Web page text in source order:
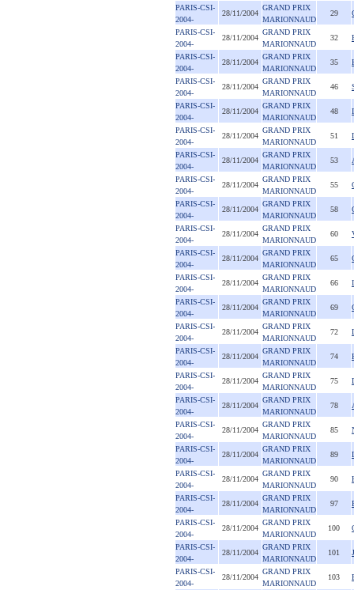
PARIS-CSI-
2004-
28/11/2004
GRAND PRIX
MARIONNAUD
29
PARIS-CSI-
2004-
28/11/2004
GRAND PRIX
MARIONNAUD
32
PARIS-CSI-
2004-
28/11/2004
GRAND PRIX
MARIONNAUD
35
PARIS-CSI-
2004-
28/11/2004
GRAND PRIX
MARIONNAUD
46
PARIS-CSI-
2004-
28/11/2004
GRAND PRIX
MARIONNAUD
48
PARIS-CSI-
2004-
28/11/2004
GRAND PRIX
MARIONNAUD
51
PARIS-CSI-
2004-
28/11/2004
GRAND PRIX
MARIONNAUD
53
PARIS-CSI-
2004-
28/11/2004
GRAND PRIX
MARIONNAUD
55
PARIS-CSI-
2004-
28/11/2004
GRAND PRIX
MARIONNAUD
58
PARIS-CSI-
2004-
28/11/2004
GRAND PRIX
MARIONNAUD
60
PARIS-CSI-
2004-
28/11/2004
GRAND PRIX
MARIONNAUD
65
PARIS-CSI-
2004-
28/11/2004
GRAND PRIX
MARIONNAUD
66
PARIS-CSI-
2004-
28/11/2004
GRAND PRIX
MARIONNAUD
69
PARIS-CSI-
2004-
28/11/2004
GRAND PRIX
MARIONNAUD
72
PARIS-CSI-
2004-
28/11/2004
GRAND PRIX
MARIONNAUD
74
PARIS-CSI-
2004-
28/11/2004
GRAND PRIX
MARIONNAUD
75
PARIS-CSI-
2004-
28/11/2004
GRAND PRIX
MARIONNAUD
78
PARIS-CSI-
2004-
28/11/2004
GRAND PRIX
MARIONNAUD
85
PARIS-CSI-
2004-
28/11/2004
GRAND PRIX
MARIONNAUD
89
PARIS-CSI-
2004-
28/11/2004
GRAND PRIX
MARIONNAUD
90
PARIS-CSI-
2004-
28/11/2004
GRAND PRIX
MARIONNAUD
97
PARIS-CSI-
2004-
28/11/2004
GRAND PRIX
MARIONNAUD
100
PARIS-CSI-
2004-
28/11/2004
GRAND PRIX
MARIONNAUD
101
PARIS-CSI-
2004-
28/11/2004
GRAND PRIX
MARIONNAUD
103